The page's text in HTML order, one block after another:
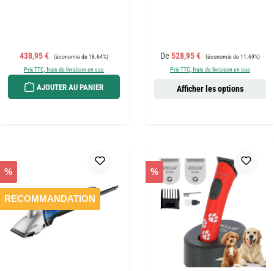
Prix de vente :
438,95 € Prix régulier :
(économie de 18.64%)
Prix TTC, frais de livraison en sus
AJOUTER AU PANIER
Prix de vente :
De 528,95 € Prix régulier :
(économie de 11.69%)
Prix TTC, frais de livraison en sus
Afficher les options
%
RECOMMANDATION
%